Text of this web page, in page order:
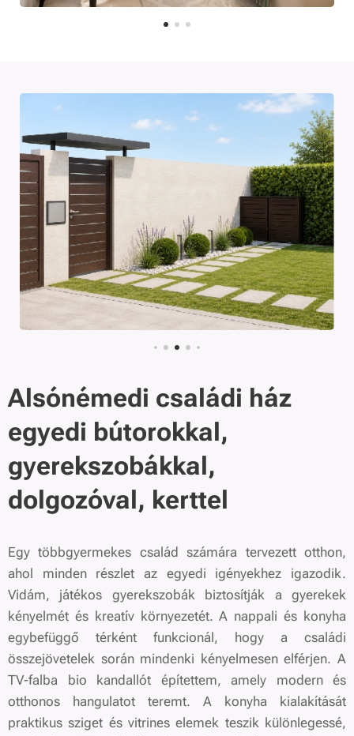
Alsónémedi családi ház
egyedi bútorokkal,
gyerekszobákkal,
dolgozóval, kerttel
Egy többgyermekes család számára tervezett otthon,
ahol minden részlet az egyedi igényekhez igazodik.
Vidám, játékos gyerekszobák biztosítják a gyerekek
kényelmét és kreatív környezetét. A nappali és konyha
egybefüggő térként funkcionál, hogy a családi
összejövetelek során mindenki kényelmesen elférjen. A
TV-falba bio kandallót építettem, amely modern és
otthonos hangulatot teremt. A konyha kialakítását
praktikus sziget és vitrines elemek teszik különlegessé,